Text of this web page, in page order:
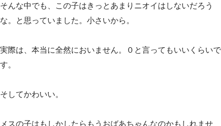
そんな中でも、この子はきっとあまりニオイはしないだろう
な。と思っていました。小さいから。
実際は、本当に全然においません。０と言ってもいいくらいで
す。
そしてかわいい。
メスの子はもしかしたらもうおばあちゃんなのかもしれませ